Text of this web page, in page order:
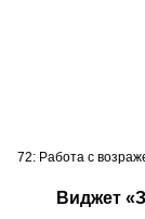
72: Работа с
Виджет